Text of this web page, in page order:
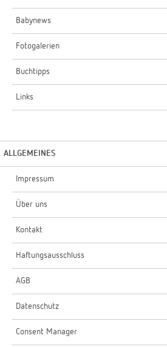
Babynews
Fotogalerien
Buchtipps
Links
ALLGEMEINES
Impressum
Über uns
Kontakt
Haftungsausschluss
AGB
Datenschutz
Consent Manager